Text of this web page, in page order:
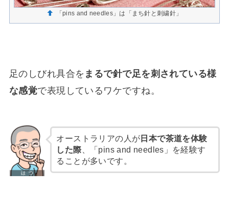
「pins and needles」は「まち針と刺繍針」
足のしびれ具合を まるで針で足を刺されている様
な感覚で表現しているワケですね。
オーストラリアの人が 日本で茶道を体験
した際 、「pins and needles」を経験す
ることが多いです。